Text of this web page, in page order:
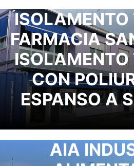
ISOLAMENTO
FARMACIA
ISOLAMENTO
CON
ESPANSO A
AIA